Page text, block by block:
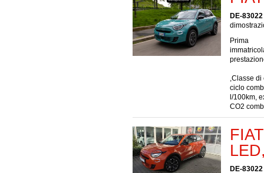
DE-
Prima
,Classe di
ciclo
l/100km,
CO2
DE-